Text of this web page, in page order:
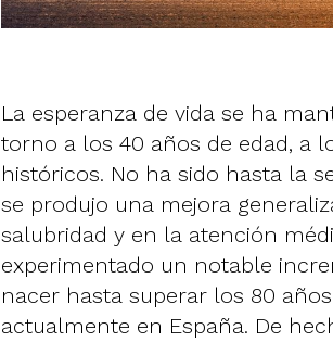
La esperanza de vida se ha
torno a los 40 años de edad, a
históricos. No ha sido hasta la
se produjo una mejora
salubridad y en la atención
experimentado un notable
nacer hasta superar los 80
actualmente en España. De